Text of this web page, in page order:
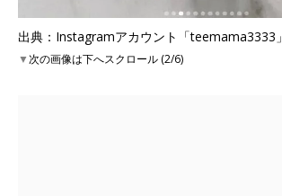
出典：Instagramアカウント「teemama3333」
▼次の画像は下へスクロール (2/6)